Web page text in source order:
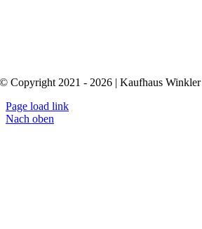
© Copyright 2021 - 2026 | Kaufhaus Winkler
Page load link
Nach oben